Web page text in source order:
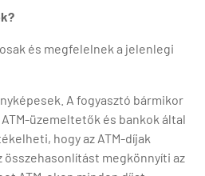
és megfelelnek a jelenlegi
A fogyasztó bármikor
üzemeltetők és bankok által
hogy az ATM-díjak
összehasonlítást megkönnyíti az